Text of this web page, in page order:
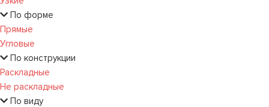
По форме
Прямые
Угловые
По конструкции
Раскладные
Не раскладные
По виду